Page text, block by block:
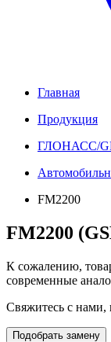
Главная
Продукция
ГЛОНАСС/
FM2200
FM2200
К сожалению,
современные
Свяжитесь с нами,
Подобрать замену